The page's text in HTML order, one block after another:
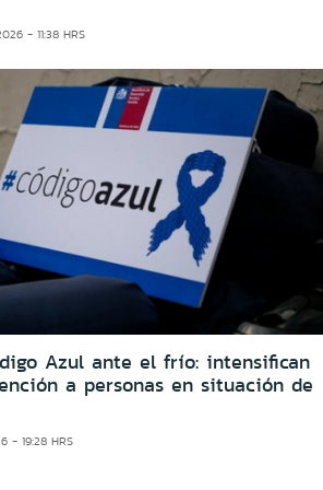
- 11:38 HRS
Azul ante el frío: intensifican
a personas en situación de
- 19:28 HRS